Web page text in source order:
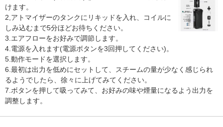
けます。
2,アトマイザーのタンクにリキッドを入れ、コイルに
しみ込むまで5分ほどお待ちください。
3.エアフローをお好みで調節します。
4.電源を入れます(電源ボタンを3回押してください)。
5.動作モードを選択します。
6.最初は出力を低めにセットして、スチームの量が少なく感じられ
るようでしたら、徐々に上げてみてください。
7.ボタンを押して吸ってみて、お好みの味や煙量になるよう出力を
調整します。